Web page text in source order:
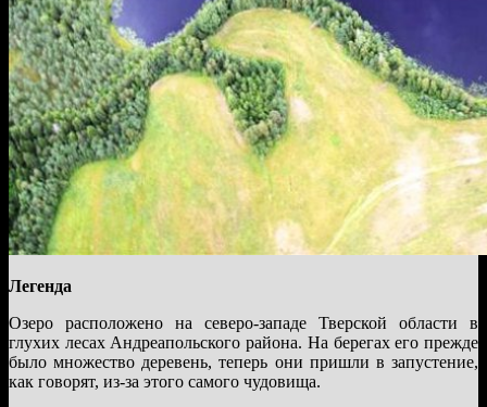
Легенда
Озеро расположено на северо-западе Тверской области в
глухих лесах Андреапольского района. На берегах его прежде
было множество деревень, теперь они пришли в запустение,
как говорят, из-за этого самого чудовища.